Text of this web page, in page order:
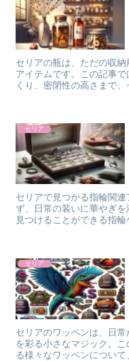
セリアの瓶は、ただの収
アイテムです。この記事
くり、密閉性の高さまで
セリア
セリアで見つかる指輪関
ず、日常の装いに華やぎ
見つけることができる指
セリア
セリアのワッペンは、日
を彩る小さなマジック。
る様々なワッペンについて